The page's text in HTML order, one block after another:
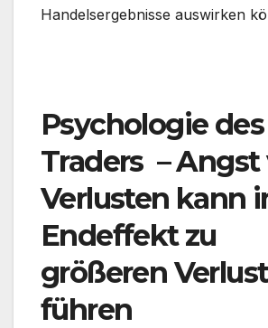
Handelsergebnisse auswirken
Psychologie des
Traders – Angst
Verlusten kann
Endeffekt zu
größeren
führen